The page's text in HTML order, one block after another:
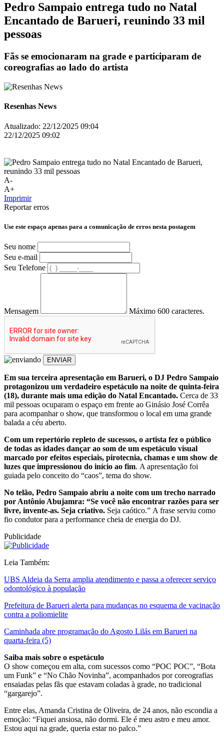
Pedro Sampaio entrega tudo no Natal
Encantado de Barueri, reunindo 33 mil
pessoas
Fãs se emocionaram na grade e participaram de
coreografias ao lado do artista
Resenhas News
Atualizado: 22/12/2025 09:04
22/12/2025 09:02
A-
A+
Imprimir
Reportar erros
Use este espaço apenas para a comunicação de erros nesta postagem
Seu nome
Seu e-mail
Seu Telefone
Mensagem Máximo 600 caracteres.
ENVIAR
Em sua terceira apresentação em Barueri, o DJ Pedro Sampaio
protagonizou um verdadeiro espetáculo na noite de quinta-feira
(18), durante mais uma edição do Natal Encantado. Cerca de 33
mil pessoas ocuparam o espaço em frente ao Ginásio José Corrêa
para acompanhar o show, que transformou o local em uma grande
balada a céu aberto.
Com um repertório repleto de sucessos, o artista fez o público
de todas as idades dançar ao som de um espetáculo visual
marcado por efeitos especiais, pirotecnia, chamas e um show de
luzes que impressionou do início ao fim. A apresentação foi
guiada pelo conceito do “caos”, tema do show.
No telão, Pedro Sampaio abriu a noite com um trecho narrado
por Antônio Abujamra: “Se você não encontrar razões para ser
livre, invente-as. Seja criativo. Seja caótico.” A frase serviu como
fio condutor para a performance cheia de energia do DJ.
Publicidade
Leia Também:
UBS Aldeia da Serra amplia atendimento e passa a oferecer serviço
odontológico à população
Prefeitura de Barueri alerta para mudanças no esquema de vacinação
contra a poliomielite
Caminhada abre programação do Agosto Lilás em Barueri na
quarta-feira (5)
Saiba mais sobre o espetáculo
O show começou em alta, com sucessos como “POC POC”, “Bota
um Funk” e “No Chão Novinha”, acompanhados por coreografias
ensaiadas pelas fãs que estavam coladas à grade, no tradicional
“gargarejo”.
Entre elas, Amanda Cristina de Oliveira, de 24 anos, não escondia a
emoção: “Fiquei ansiosa, não dormi. Ele é meu astro e meu amor.
Estou aqui na grade, queria estar no palco.”